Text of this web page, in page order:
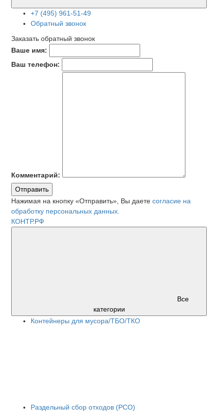
+7 (495) 961-51-49
Обратный звонок
Заказать обратный звонок
Ваше имя:
Ваш телефон:
Комментарий:
Отправить
Нажимая на кнопку «Отправить», Вы даете согласие на
обработку персональных данных.
КОНТР.РФ
Все
категории
Контейнеры для мусора/ТБО/ТКО
Раздельный сбор отходов (РСО)